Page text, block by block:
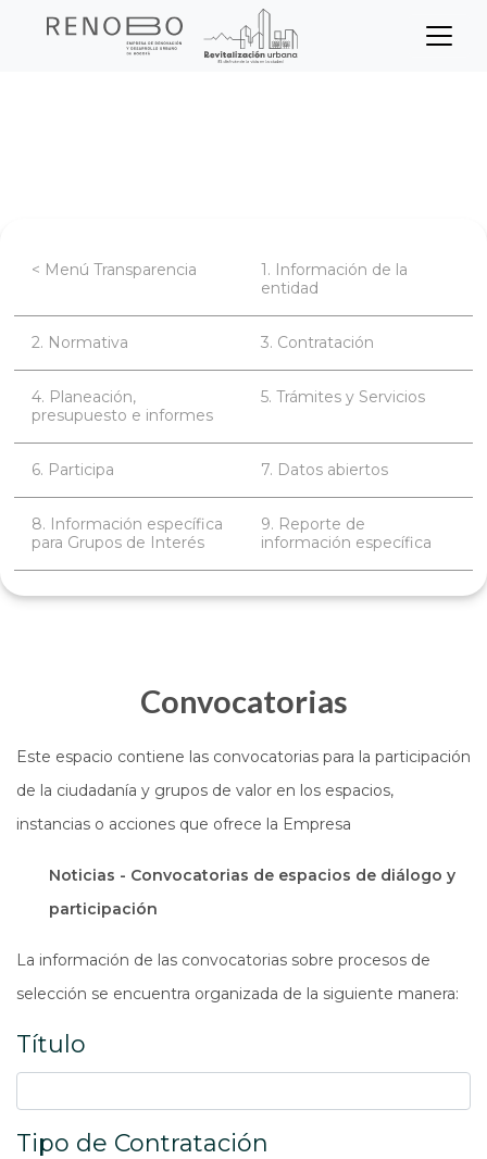
Sitio Web Empresa de
Transparencia
< Menú Transparencia
1. Información de la
entidad
2. Normativa 3. Contratación
4. Planeación,
presupuesto e informes
5. Trámites y Servicios
6. Participa 7. Datos abiertos
8. Información específica
para Grupos de Interés
9. Reporte de
información específica
Convocatorias
Este espacio contiene las convocatorias para la participación
de la ciudadanía y grupos de valor en los espacios,
instancias o acciones que ofrece la Empresa
Noticias - Convocatorias de espacios de diálogo y
participación
La información de las convocatorias sobre procesos de
selección se encuentra organizada de la siguiente manera:
Título
Tipo de Contratación